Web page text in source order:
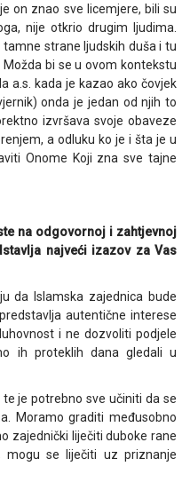
on znao sve licemjere, bili su
nije otkrio drugim ljudima.
strane ljudskih duša i tu
bi se u ovom kontekstu
a.s. kada je kazao ako čovjek
onda je jedan od njih to
izvršava svoje obaveze
a odluku ko je i šta je u
Onome Koji zna sve tajne
na odgovornoj i zahtjevnoj
najveći izazov za Vas
da Islamska zajednica bude
autentične interese
i ne dozvoliti podjele
ih proteklih dana gledali u
je potrebno sve učiniti da se
Moramo graditi međusobno
zajednički liječiti duboke rane
mogu se liječiti uz priznanje